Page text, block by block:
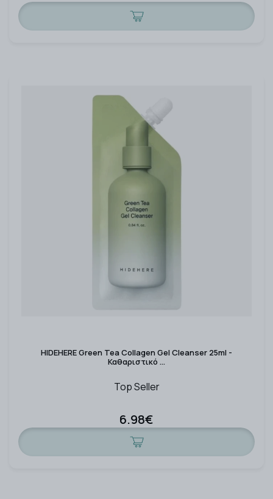
HIDEHERE Green Tea Collagen Gel Cleanser 25ml -
Καθαριστικό …
Top Seller
6.98€